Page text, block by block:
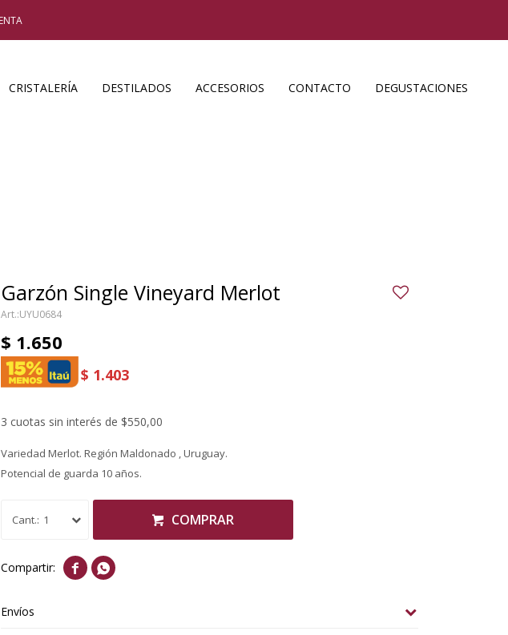
CRISTALERÍA DESTILADOS ACCESORIOS CONTACTO DEGUSTACIONES
Garzón Single Vineyard Merlot
UYU0684
$ 1.650
$ 1.403
3 cuotas sin interés de $550,00
Variedad Merlot. Región Maldonado , Uruguay.
Potencial de guarda 10 años.
1 COMPRAR
 
Envíos